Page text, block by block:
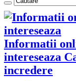
Informatii
intereseaza
incredere